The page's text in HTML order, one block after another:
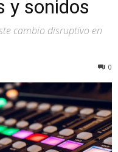
y sonidos
cambio disruptivo en
0